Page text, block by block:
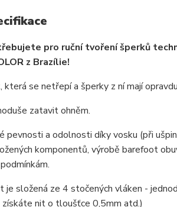
pro ruční tvoření šperků
z Brazílie!
která se netřepí a šperky z ní mají
zatavit ohněm.
pevnosti a odolnosti díky vosku (při
komponentů, výrobě barefoot
je složená ze 4 stočených vláken -
nit o tloušťce 0,5mm atd.)